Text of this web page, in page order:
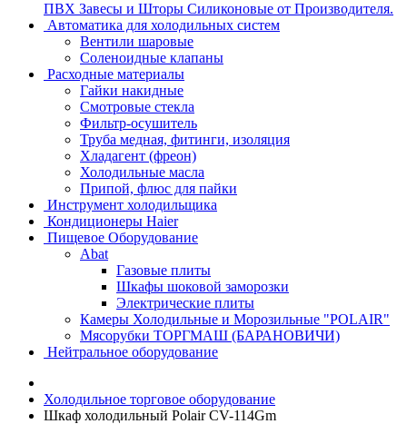
ПВХ Завесы и Шторы Силиконовые от Производителя.
Автоматика для холодильных систем
Вентили шаровые
Соленоидные клапаны
Расходные материалы
Гайки накидные
Смотровые стекла
Фильтр-осушитель
Труба медная, фитинги, изоляция
Хладагент (фреон)
Холодильные масла
Припой, флюс для пайки
Инструмент холодильщика
Кондиционеры Haier
Пищевое Оборудование
Abat
Газовые плиты
Шкафы шоковой заморозки
Электрические плиты
Камеры Холодильные и Морозильные "POLAIR"
Мясорубки ТОРГМАШ (БАРАНОВИЧИ)
Нейтральное оборудование
Холодильное торговое оборудование
Шкаф холодильный Polair CV-114Gm